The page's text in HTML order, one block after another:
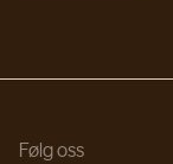
Følg oss